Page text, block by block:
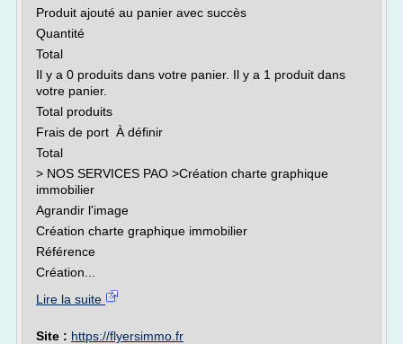
Produit ajouté au panier avec succès
Quantité
Total
Il y a 0 produits dans votre panier. Il y a 1 produit dans
votre panier.
Total produits
Frais de port À définir
Total
> NOS SERVICES PAO >Création charte graphique
immobilier
Agrandir l'image
Création charte graphique immobilier
Référence
Création...
Lire la suite
Site : https://flyersimmo.fr